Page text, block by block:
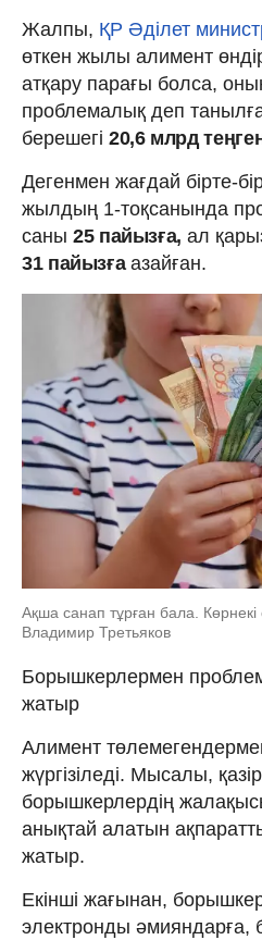
Жалпы, ҚР Әділет
өткен жылы алимент
атқару парағы болса,
проблемалық деп
берешегі 20,6 млрд
Дегенмен жағдай бірте-
жылдың 1-тоқсанында
саны 25 пайызға, ал
31 пайызғаазайған.
Ақша санап тұрған бала.
Владимир Третьяков
Борышкерлермен
жатыр
Алимент
жүргізіледі. Мысалы,
борышкерлердің
анықтай алатын
жатыр.
Екінші жағынан,
электронды әмияндарға,